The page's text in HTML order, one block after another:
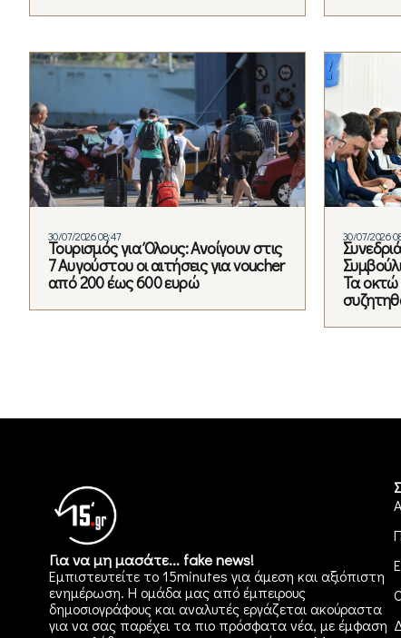
30/07/2026 08:47
Τουρισμός για Όλους: Ανοίγουν στις
7 Αυγούστου οι αιτήσεις για voucher
από 200 έως 600 ευρώ
30/07/2026
Τα
Για να μη μασάτε... fake news!
Εμπιστευτείτε το 15minutes για άμεση και αξιόπιστη
ενημέρωση. Η ομάδα μας από έμπειρους
δημοσιογράφους και αναλυτές εργάζεται ακούραστα
για να σας παρέχει τα πιο πρόσφατα νέα, με έμφαση